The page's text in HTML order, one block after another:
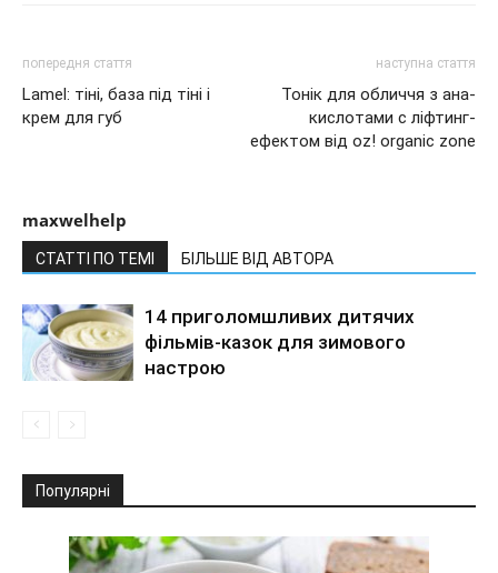
попередня стаття
Lamel: тіні, база під тіні і
крем для губ
наступна стаття
Тонік для обличчя з ана-
кислотами c ліфтинг-
ефектом від oz! organic zone
maxwelhelp
СТАТТІ ПО ТЕМІ БІЛЬШЕ ВІД АВТОРА
14 приголомшливих дитячих
фільмів-казок для зимового
настрою
Популярні